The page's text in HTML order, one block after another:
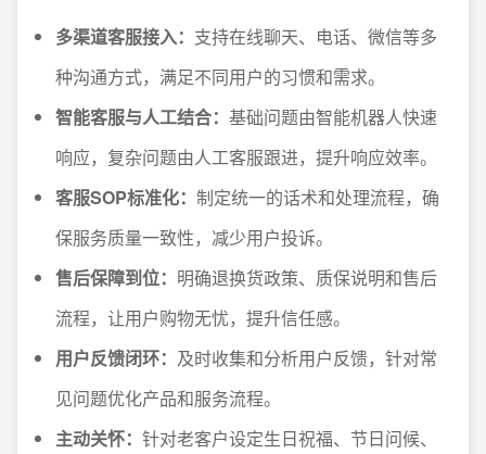
多渠道客服接入： 支持在线聊天、电话、微信等多
种沟通方式，满足不同用户的习惯和需求。
智能客服与人工结合： 基础问题由智能机器人快速
响应，复杂问题由人工客服跟进，提升响应效率。
客服SOP标准化： 制定统一的话术和处理流程，确
保服务质量一致性，减少用户投诉。
售后保障到位： 明确退换货政策、质保说明和售后
流程，让用户购物无忧，提升信任感。
用户反馈闭环： 及时收集和分析用户反馈，针对常
见问题优化产品和服务流程。
主动关怀： 针对老客户设定生日祝福、节日问候、